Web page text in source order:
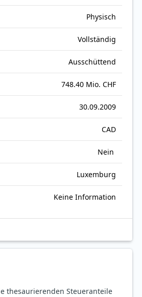
Physisch
Vollständig
Ausschüttend
748.40 Mio. CHF
30.09.2009
CAD
Nein
Luxemburg
Keine Information
thesaurierenden Steueranteile